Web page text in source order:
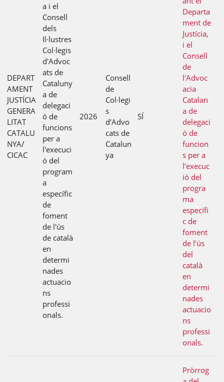
DEPART
AMENT
JUSTÍCIA
GENERA
LITAT
CATALU
NYA/
CICAC
a i el
Consell
dels
Il·lustres
Col·legis
d'Advoc
ats de
Cataluny
a de
delegaci
ó de
funcions
per a
l'execuci
ó del
program
a
específic
de
foment
de l'ús
de català
en
determi
nades
actuacio
ns
professi
onals.
2026
Consell
de
Col·legi
s
d'Advo
cats de
Catalun
ya
SÍ
Departa
ment de
Justícia,
i el
Consell
de
l'Advoc
acia
Catalan
a de
delegaci
ó de
funcion
s per a
l’execuc
ió del
progra
ma
específi
c de
foment
de l’ús
del
català
en
determi
nades
actuacio
ns
professi
onals.
Pròrrog